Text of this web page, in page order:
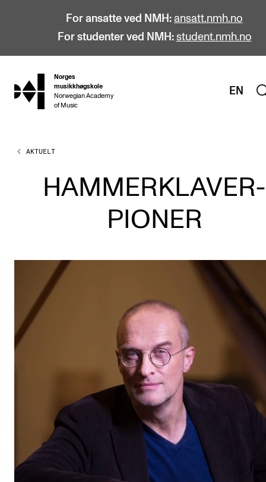
For ansatte ved NMH: ansatt.nmh.no
For studenter ved NMH: student.nmh.no
hjem
Norges
musikkhøgskole
Norwegian Academy
of Music
EN
STUDIER
Alle studier
Bachelor
Årsstudium og videreutdanning
Etterutdanning og kurs
Talentutvikling
STUDENTLIV
Fagmiljøer
Salane våre
Studentutvalet SUT (student.nmh.no)
AKTUELT
HAMMERKLAVER-
PIONER